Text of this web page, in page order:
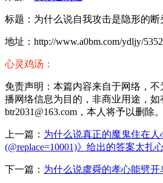
标题：为什么说自我攻击是隐形的断
地址：http://www.a0bm.com/ydljy/
心灵鸡汤：
免责声明：本篇内容来自于网络，
播网络信息为目的，非商业用途，如
btr2031@163.com，本人将予以删除。
上一篇： 为什么说真正的魔鬼住在
(@replace=10001)》给出的答案太扎
下一篇： 为什么说虞舜的孝心能劈开